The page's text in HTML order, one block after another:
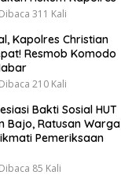
311 Kali
Kapolres Christian
Resmob Komodo
210 Kali
Bakti Sosial HUT
Bajo, Ratusan Warga
Pemeriksaan
85 Kali